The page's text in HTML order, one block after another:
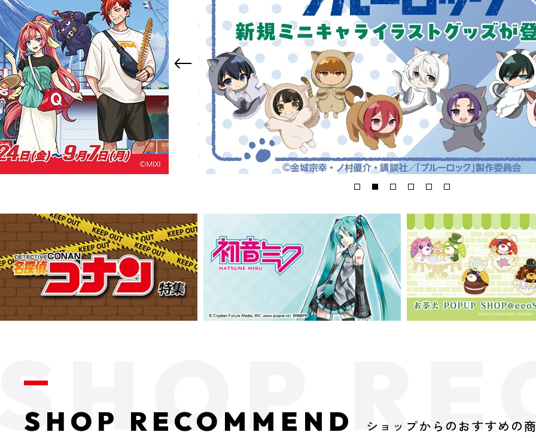
SHOP RECOMMEND ショップからのおすすめの